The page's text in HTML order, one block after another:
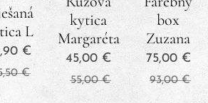
L
€
€
kytica
Margaréta
45,00 €
55,00€
box
Zuzana
75,00€
93,00€